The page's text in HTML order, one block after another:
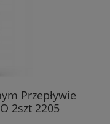
Przepływie
2szt 2205